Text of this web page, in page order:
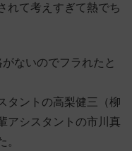
れて考えすぎて熱でち
ないのでフラれたと
タントの高梨健三（柳
アシスタントの市川真
。